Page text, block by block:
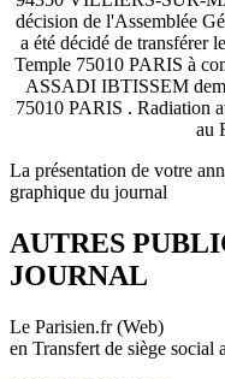
décision de l'Assemblée
a été décidé de transférer
Temple 75010 PARIS à
ASSADI IBTISSEM
75010 PARIS . Radiation
au
La présentation de votre
graphique du journal
AUTRES
JOURNAL
Le Parisien.fr (Web)
en Transfert de siège social